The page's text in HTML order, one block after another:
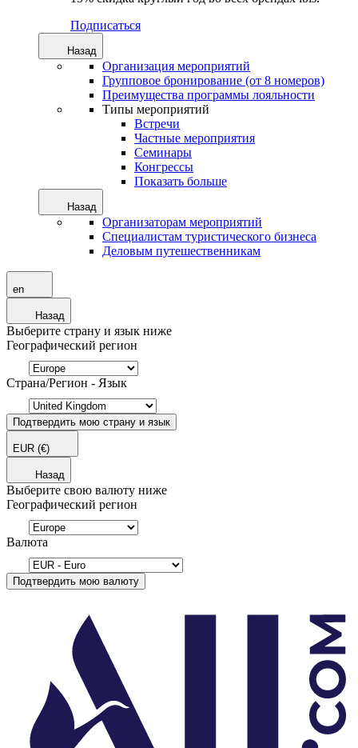
Подписаться
Назад
Организация мероприятий
Групповое бронирование (от 8 номеров)
Преимущества программы лояльности
Типы мероприятий
Встречи
Частные мероприятия
Семинары
Конгрессы
Показать больше
Назад
Организаторам мероприятий
Специалистам туристического бизнеса
Деловым путешественникам
en
Назад
Выберите страну и язык ниже
Географический регион
Страна/Регион - Язык
Подтвердить мою страну и язык
EUR (€)
Назад
Выберите свою валюту ниже
Географический регион
Валюта
Подтвердить мою валюту